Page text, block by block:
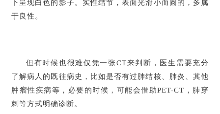
下呈现白色的影子。实性结节，表面光滑小而圆的，多属
于良性。
但有时候也很难仅凭一张CT来判断，医生需要充分
了解病人的既往病史，比如是否有过肺结核、肺炎、其他
肿瘤性疾病等，必要的时候，可能会借助PET-CT，肺穿
刺等方式明确诊断。